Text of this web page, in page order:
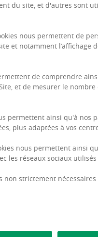
Real Estate franchit
à
aux besoins des
: une
l’innovation
par cette
Baptisé
bâtiments et à
du site, et d'autres sont
nous permettent de
et notamment l’affichage
de comprendre
et de mesurer le nombre
permettent ainsi qu'à nos
plus adaptées à vos
nous permettent ainsi
les réseaux sociaux utilisés
non strictement